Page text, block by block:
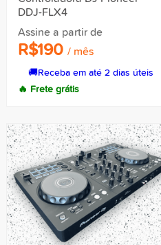
DDJ-FLX4
Assine a partir de
R$190/ mês
🚚Receba em até 2 dias úteis
🔥 Frete grátis